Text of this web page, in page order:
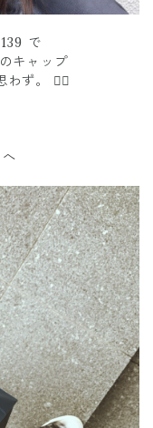
で
キャップ
ず。 ✌🏽